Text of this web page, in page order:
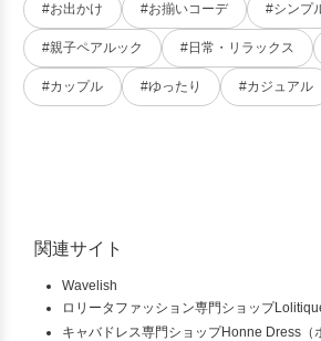
#お出かけ #お揃いコーデ #シンプ
#親子ペアルック #日常・リラックス
#カップル #ゆったり #カジュアル
関連サイト
Wavelish
ロリータファッション専門ショップ
キャバドレス専門ショップHonne Dress（